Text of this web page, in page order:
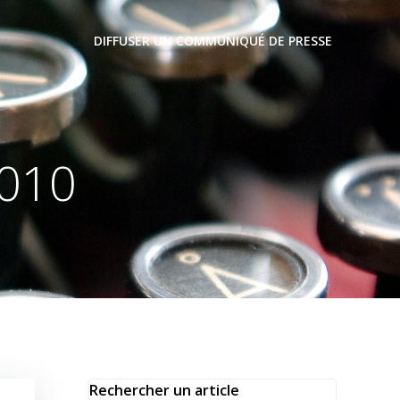
DIFFUSER UN COMMUNIQUÉ DE PRESSE
Rechercher un article